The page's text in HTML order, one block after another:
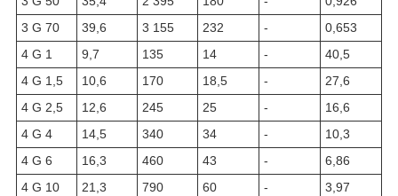
3 G 70
39,6 3 155 232 -
0,653
4 G 1
9,7 135 14 -
40,5
4 G 1,5
10,6 170 18,5 -
27,6
4 G 2,5
12,6 245 25 -
16,6
4 G 4
14,5 340 34 -
10,3
4 G 6
16,3 460 43 -
6,86
4 G 10
21,3 790 60 -
3,97